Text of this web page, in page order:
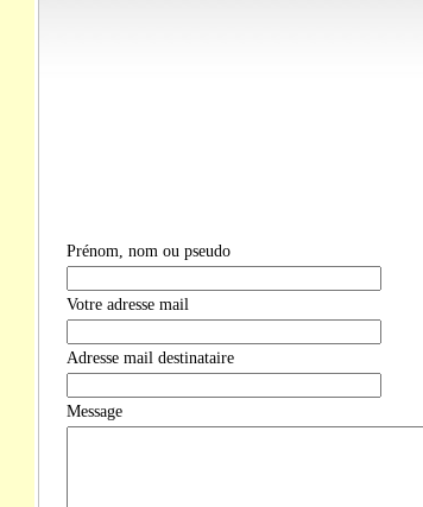
Prénom, nom ou pseudo
Votre adresse mail
Adresse mail destinataire
Message